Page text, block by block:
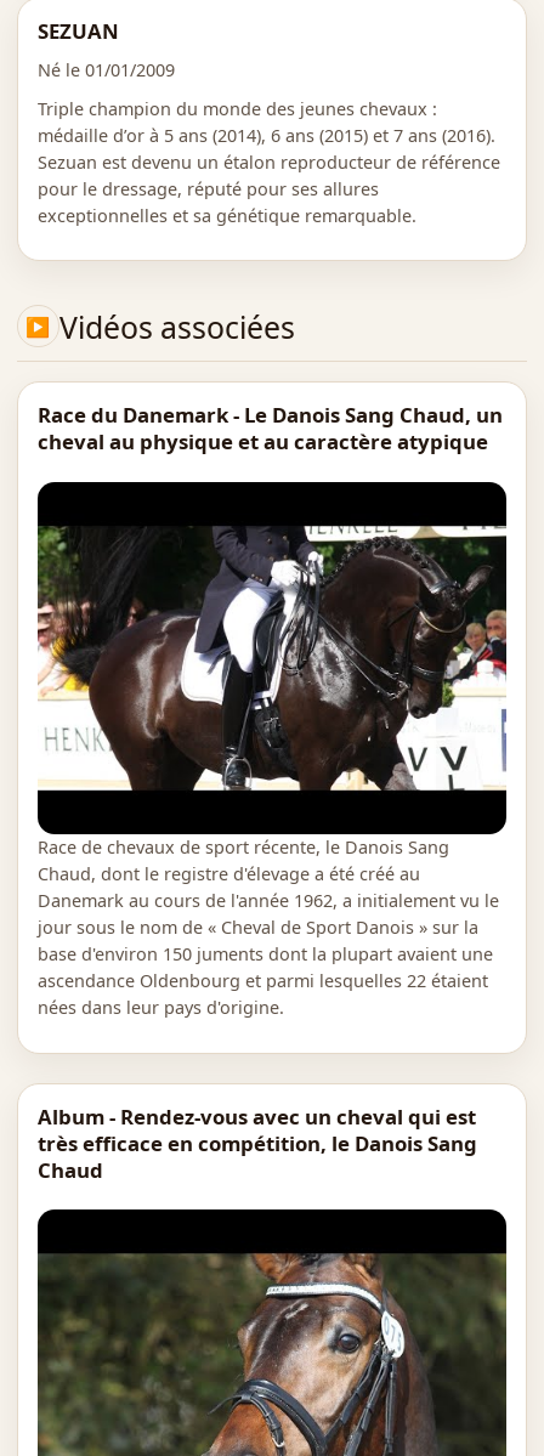
SEZUAN
Né le 01/01/2009
Triple champion du monde des jeunes chevaux :
médaille d’or à 5 ans (2014), 6 ans (2015) et 7 ans (2016).
Sezuan est devenu un étalon reproducteur de référence
pour le dressage, réputé pour ses allures
exceptionnelles et sa génétique remarquable.
Vidéos associées
Race du Danemark - Le Danois Sang Chaud, un
cheval au physique et au caractère atypique
Race de chevaux de sport récente, le Danois Sang
Chaud, dont le registre d'élevage a été créé au
Danemark au cours de l'année 1962, a initialement vu le
jour sous le nom de « Cheval de Sport Danois » sur la
base d'environ 150 juments dont la plupart avaient une
ascendance Oldenbourg et parmi lesquelles 22 étaient
nées dans leur pays d'origine.
Album - Rendez-vous avec un cheval qui est
très efficace en compétition, le Danois Sang
Chaud